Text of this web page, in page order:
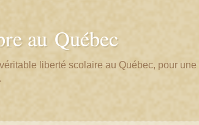
au Québec
liberté scolaire au Québec, pour